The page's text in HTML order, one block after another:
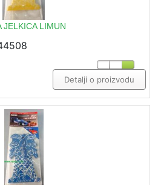
JELKICA LIMUN
Detalji o proizvodu